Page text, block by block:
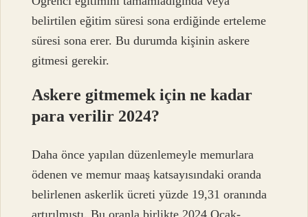
belirtilen eğitim süresi sona erdiğinde erteleme
süresi sona erer. Bu durumda kişinin askere
gitmesi gerekir.
Askere gitmemek için ne kadar
para verilir 2024?
Daha önce yapılan düzenlemeyle memurlara
ödenen ve memur maaş katsayısındaki oranda
belirlenen askerlik ücreti yüzde 19,31 oranında